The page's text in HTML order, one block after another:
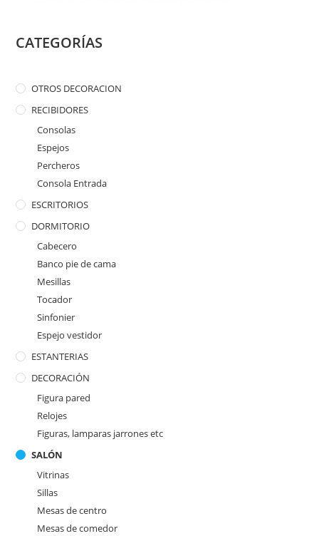
CATEGORÍAS
OTROS DECORACION
RECIBIDORES
Consolas
Espejos
Percheros
Consola Entrada
ESCRITORIOS
DORMITORIO
Cabecero
Banco pie de cama
Mesillas
Tocador
Sinfonier
Espejo vestidor
ESTANTERIAS
DECORACIÓN
Figura pared
Relojes
Figuras, lamparas jarrones etc
SALÓN
Vitrinas
Sillas
Mesas de centro
Mesas de comedor